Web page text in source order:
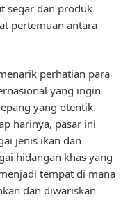
segar dan produk
pertemuan antara
perhatian para
yang ingin
yang otentik.
harinya, pasar ini
jenis ikan dan
hidangan khas yang
tempat di mana
dan diwariskan